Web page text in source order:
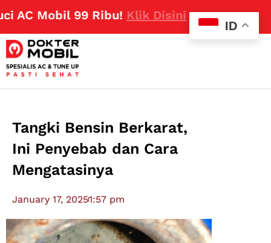
Mobil 99 Ribu! Klik Disini
Tangki Bensin Berkarat,
Ini Penyebab dan Cara
Mengatasinya
January 17, 20251:57 pm
ID